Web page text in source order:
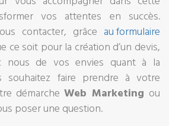
vos attentes en succès.
contacter, grâce au formulaire
ce soit pour la création d’un devis,
nous de vos envies quant à la
souhaitez faire prendre à votre
démarcheWeb Marketing ou
poser une question.